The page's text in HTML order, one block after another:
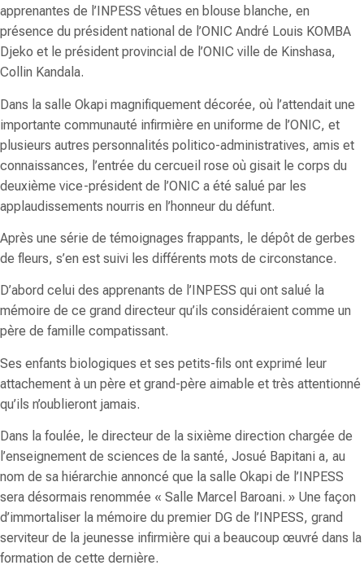
apprenantes de l’INPESS vêtues en blouse blanche, en
présence du président national de l’ONIC André Louis KOMBA
Djeko et le président provincial de l’ONIC ville de Kinshasa,
Collin Kandala.
Dans la salle Okapi magnifiquement décorée, où l’attendait une
importante communauté infirmière en uniforme de l’ONIC, et
plusieurs autres personnalités politico-administratives, amis et
connaissances, l’entrée du cercueil rose où gisait le corps du
deuxième vice-président de l’ONIC a été salué par les
applaudissements nourris en l’honneur du défunt.
Après une série de témoignages frappants, le dépôt de gerbes
de fleurs, s’en est suivi les différents mots de circonstance.
D’abord celui des apprenants de l’INPESS qui ont salué la
mémoire de ce grand directeur qu’ils considéraient comme un
père de famille compatissant.
Ses enfants biologiques et ses petits-fils ont exprimé leur
attachement à un père et grand-père aimable et très attentionné
qu’ils n’oublieront jamais.
Dans la foulée, le directeur de la sixième direction chargée de
l’enseignement de sciences de la santé, Josué Bapitani a, au
nom de sa hiérarchie annoncé que la salle Okapi de l’INPESS
sera désormais renommée « Salle Marcel Baroani. » Une façon
d’immortaliser la mémoire du premier DG de l’INPESS, grand
serviteur de la jeunesse infirmière qui a beaucoup œuvré dans la
formation de cette dernière.